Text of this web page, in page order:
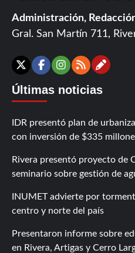
Administración,
Gral. San Martín 711,
X Facebook
Instagram
RSS
Últimas noticias
IDR presentó plan de
con inversión de $335
Rivera presentó proyecto de
seminario sobre gestión de
INUMET advierte por
centro y norte del país
Presentaron informe sobre
en Rivera, Artigas y Cerro